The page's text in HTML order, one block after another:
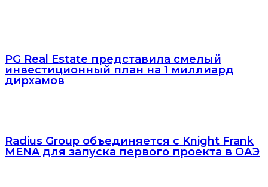
PG Real Estate представила смелый
инвестиционный план на 1 миллиард
дирхамов
Radius Group объединяется с Knight Frank
MENA для запуска первого проекта в ОАЭ